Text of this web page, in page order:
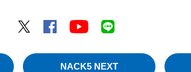
Twitter
Facebook YouTube
NACK5 NEXT